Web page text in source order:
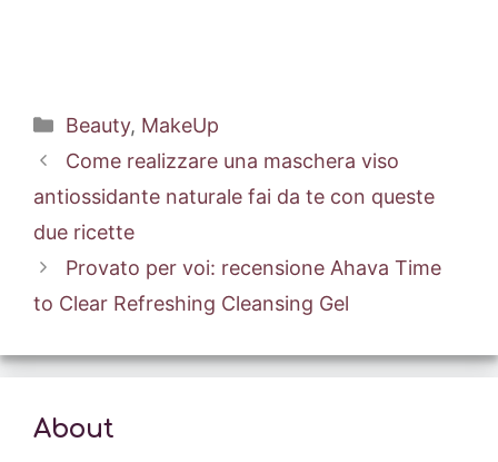
Categorie
Beauty, MakeUp
Come realizzare una maschera viso
antiossidante naturale fai da te con queste
due ricette
Provato per voi: recensione Ahava Time
to Clear Refreshing Cleansing Gel
About